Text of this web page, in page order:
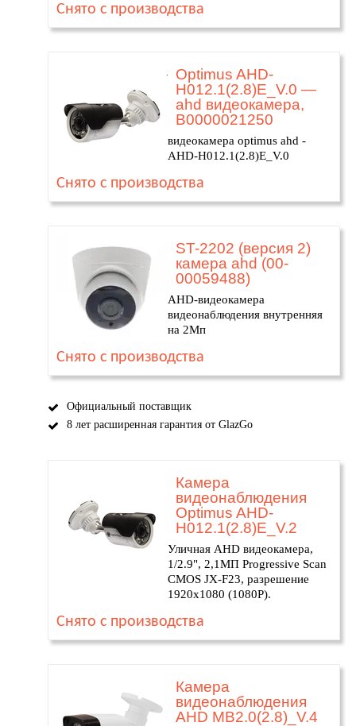
Снято с производства
Optimus AHD-
H012.1(2.8)E_V.0 —
ahd видеокамера,
В0000021250
видеокамера optimus ahd -
AHD-H012.1(2.8)E_V.0
Снято с производства
ST-2202 (версия 2)
камера ahd (00-
00059488)
AHD-видеокамера
видеонаблюдения внутренняя
на 2Мп
Снято с производства
Официальный поставщик
8 лет расширенная гарантия от GlazGo
Камера
видеонаблюдения
Optimus AHD-
H012.1(2.8)E_V.2
Уличная AHD видеокамера,
1/2.9", 2,1МП Progressive Scan
CMOS JX-F23, разрешение
1920х1080 (1080P).
Снято с производства
Камера
видеонаблюдения
AHD MB2.0(2.8)_V.4